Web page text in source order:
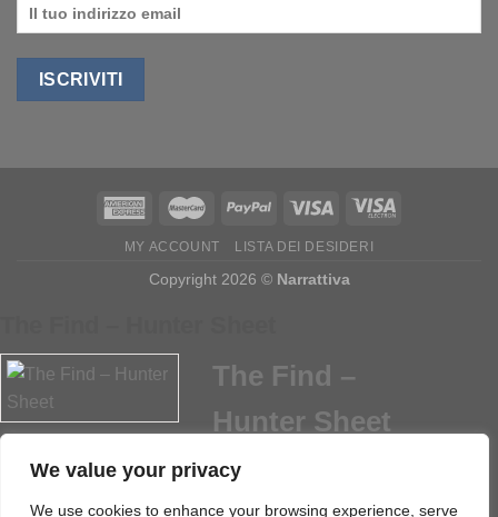
We value your privacy
We use cookies to enhance your browsing experience, serve
MY ACCOUNT LISTA DEI DESIDERI
Copyright 2026 © Narrattiva
The Find –
Hunter Sheet